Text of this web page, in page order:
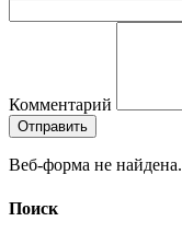
Комментарий
Веб-форма не найдена.
Поиск